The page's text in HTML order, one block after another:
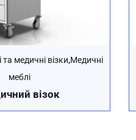
та медичні візки,Медичні
меблі
візок